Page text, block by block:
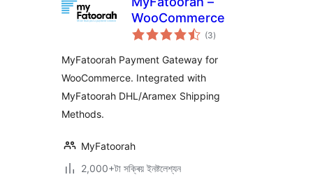
WooCommerce
(3টা
মুঠ)
MyFatoorah Payment Gateway for
WooCommerce. Integrated with
MyFatoorah DHL/Aramex Shipping
Methods.
MyFatoorah
2,000+টা সক্ৰিয় ইনষ্টলেশ্যন